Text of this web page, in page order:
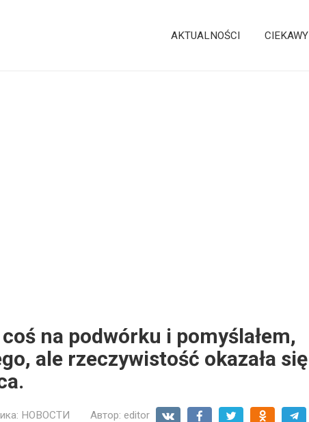
AKTUALNOŚCI CIEKAWY
na podwórku i pomyślałem,
ale rzeczywistość okazała się
НОВОСТИ Автор: editor